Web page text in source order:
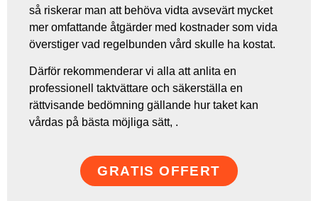
så riskerar man att behöva vidta avsevärt mycket
mer omfattande åtgärder med kostnader som vida
överstiger vad regelbunden vård skulle ha kostat.
Därför rekommenderar vi alla att anlita en
professionell taktvättare och säkerställa en
rättvisande bedömning gällande hur taket kan
vårdas på bästa möjliga sätt, .
GRATIS OFFERT